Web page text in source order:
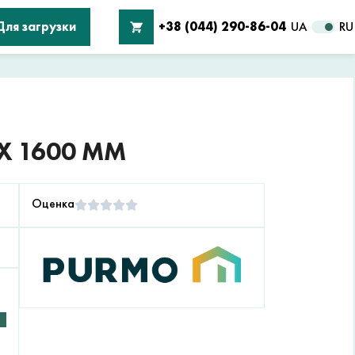
загрузки +38 (044) 290-86-04 UA RU
1600 ММ
Оценка